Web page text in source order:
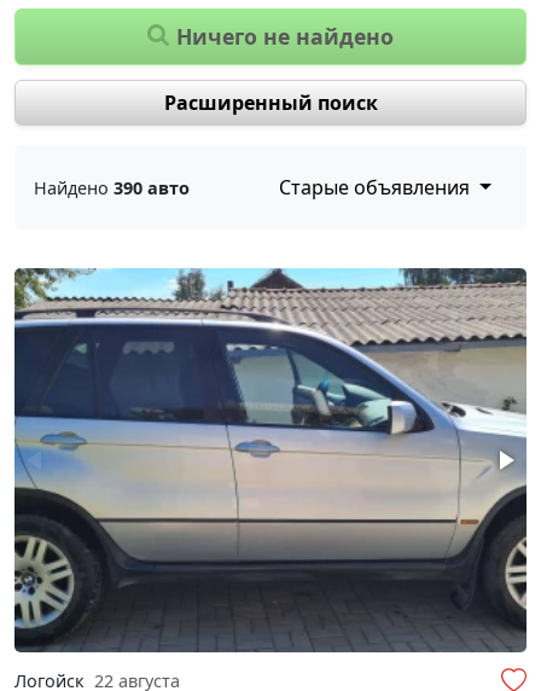
Ничего не найдено
Расширенный поиск
Найдено 390 авто Старые объявления
Логойск 22 августа